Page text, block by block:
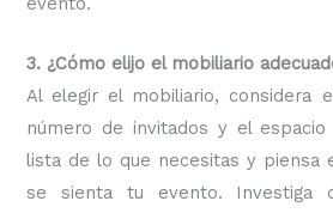
3. ¿Cómo elijo el mobiliario
Al elegir el mobiliario, considera
número de invitados y el espacio
lista de lo que necesitas y piensa
se sienta tu evento. Investiga